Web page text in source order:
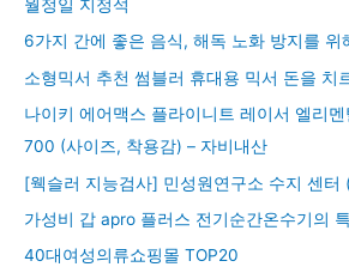
월정일 지정석
6가지 간에 좋은 음식, 해독 노화 방지를 위
소형믹서 추천 썸블러 휴대용 믹서 돈을 치
나이키 에어맥스 플라이니트 레이서 엘리
700 (사이즈, 착용감) – 자비내산
[웩슬러 지능검사] 민성원연구소 수지 센터
가성비 갑 apro 플러스 전기순간온수기의
40대여성의류쇼핑몰 TOP20